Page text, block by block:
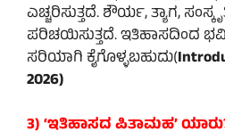
ಎಚ್ಚರಿಸುತ್ತದೆ. ಶೌರ್ಯ, ತ್ಯಾಗ,
ಪರಿಚಯಿಸುತ್ತದೆ. ಇತಿಹಾಸದಿಂದ
ಸರಿಯಾಗಿ ಕೈಗೊಳ್ಳಬಹುದು(
2026)
3) ‘ಇತಿಹಾಸದ ಪಿತಾಮಹ’